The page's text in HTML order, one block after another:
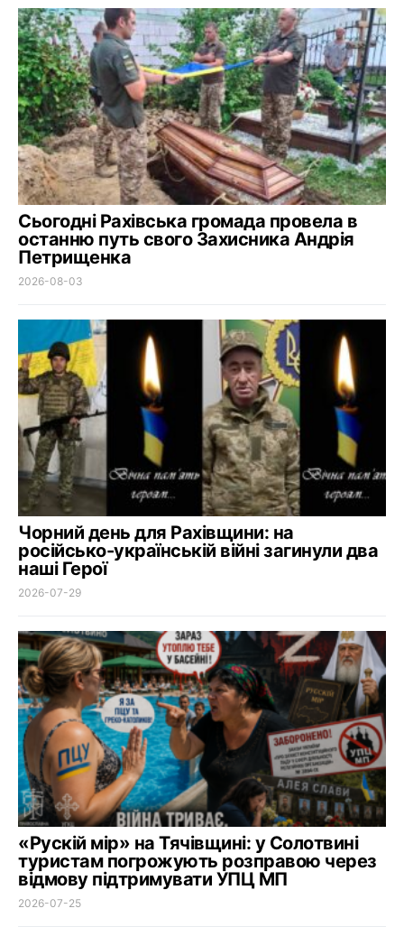
Сьогодні Рахівська громада провела в
останню путь свого Захисника Андрія
Петрищенка
2026-08-03
Чорний день для Рахівщини: на
російсько-українській війні загинули два
наші Герої
2026-07-29
«Рускій мір» на Тячівщині: у Солотвині
туристам погрожують розправою через
відмову підтримувати УПЦ МП
2026-07-25